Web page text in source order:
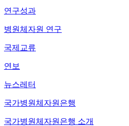
연구성과
병원체자원 연구
국제교류
연보
뉴스레터
국가병원체자원은행
국가병원체자원은행 소개